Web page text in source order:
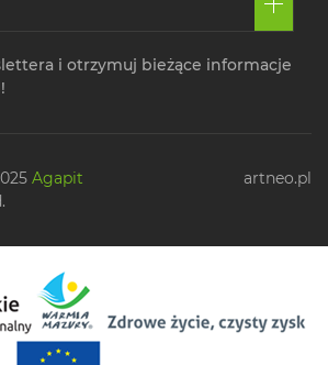
i otrzymuj bieżące informacje
Agapit
artneo.pl